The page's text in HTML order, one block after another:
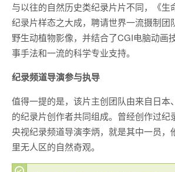
与以往的自然历史类纪录片片不同，《
纪录片样态之大成，聘请世界一流摄制团
野生动植物影像，并结合了CGI电脑动画
事手法和一流的科学专业支持。
纪录频道导演参与执导
值得一提的是，该片主创团队由来自日本
的纪录片创作者共同组成。曾经创作过纪
央视纪录频道导演李炳，就是其中一员，
里无人区的自然奇观。